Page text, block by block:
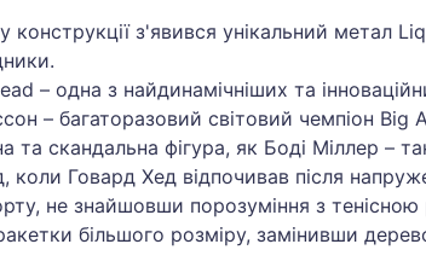
конструкції з'явився унікальний метал
– одна з найдинамічніших та
– багаторазовий світовий чемпіон Big
та скандальна фігура, як Боді Міллер –
коли Говард Хед відпочивав після
не знайшовши порозуміння з
ракетки більшого розміру, замінивши